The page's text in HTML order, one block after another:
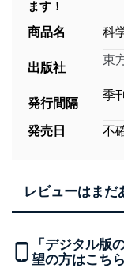
ます！
商品名
科
出版社
東
発行間隔
季刊
発売日 不
レビューはまだ
「デジタル版
望の方はこちら